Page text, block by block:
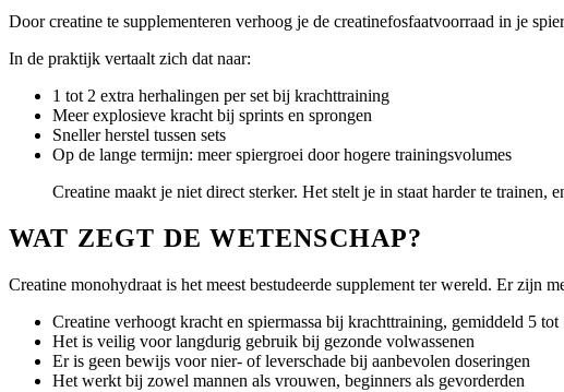
Door creatine te supplementeren verhoog je de creatinefosfaatvoorraad in je
In de praktijk vertaalt zich dat naar:
1 tot 2 extra herhalingen per set bij krachttraining
Meer explosieve kracht bij sprints en sprongen
Sneller herstel tussen sets
Op de lange termijn: meer spiergroei door hogere trainingsvolumes
Creatine maakt je niet direct sterker. Het stelt je in staat harder te trainen,
WAT ZEGT DE WETENSCHAP?
Creatine monohydraat is het meest bestudeerde supplement ter wereld. Er zijn
Creatine verhoogt kracht en spiermassa bij krachttraining, gemiddeld 5 tot
Het is veilig voor langdurig gebruik bij gezonde volwassenen
Er is geen bewijs voor nier- of leverschade bij aanbevolen doseringen
Het werkt bij zowel mannen als vrouwen, beginners als gevorderden